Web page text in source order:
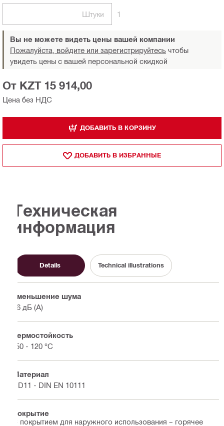
Штуки 1
Вы не можете видеть цены вашей компании
Пожалуйста, войдите или зарегистрируйтесь чтобы
увидеть цены с вашей персональной скидкой
Цена без НДС
От KZT 15 914,00
ДОБАВИТЬ В КОРЗИНУ
ДОБАВИТЬ В ИЗБРАННЫЕ
Техническая
информация
Details Technical illustrations
Уменьшение шума
16 дБ (А)
Термостойкость
-50 - 120 °C
Материал
DD11 - DIN EN 10111
Покрытие
С покрытием для наружного использования – горячее